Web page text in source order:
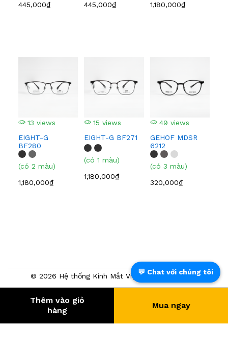
445,000₫
445,000₫
1,180,000₫
13 views
EIGHT-G
BF280
(có 2 màu)
1,180,000₫
15 views
EIGHT-G BF271
(có 1 màu)
1,180,000₫
49 views
GEHOF MDSR
6212
(có 3 màu)
320,000₫
💬 Chat với chúng tôi
© 2026 Hệ thống Kính Mắt Việt Tín. Powered by
390.852 - KHÁCH HÀNG
Thêm vào giỏ
hàng
Mua ngay